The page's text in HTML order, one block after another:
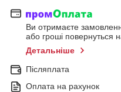
Ви отримаєте
або гроші повернуться
Детальніше
Післяплата
Оплата на рахунок